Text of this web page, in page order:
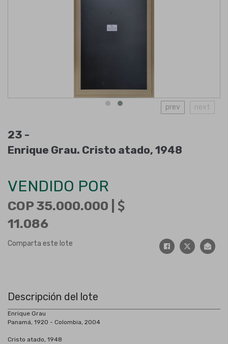
prev next
23 -
Enrique Grau. Cristo atado, 1948
VENDIDO POR
COP 35.000.000 |
11.086
Comparta este lote
Descripción del lote
Enrique Grau
Panamá, 1920 - Colombia, 2004
Cristo atado, 1948